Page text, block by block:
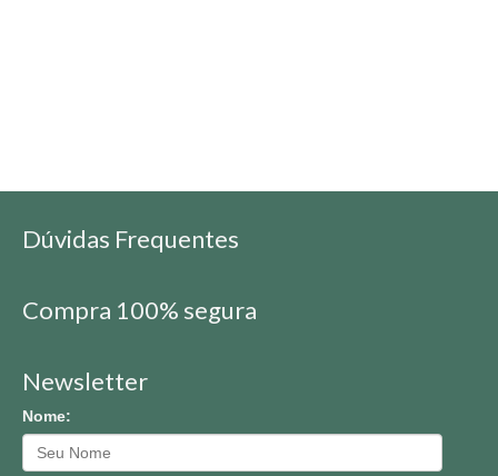
Dúvidas Frequentes
Compra 100% segura
Newsletter
Nome: